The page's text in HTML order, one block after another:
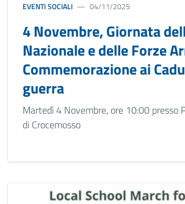
EVENTI SOCIALI 04/11/2025
4 Novembre, Giornata
Nazionale e delle Forze
Commemorazione ai
guerra
Martedì 4 Novembre, ore 10:00 presso
di Crocemosso